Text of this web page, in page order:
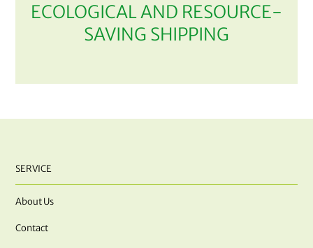
ECOLOGICAL AND RESOURCE-
SAVING SHIPPING
SERVICE
About Us
Contact